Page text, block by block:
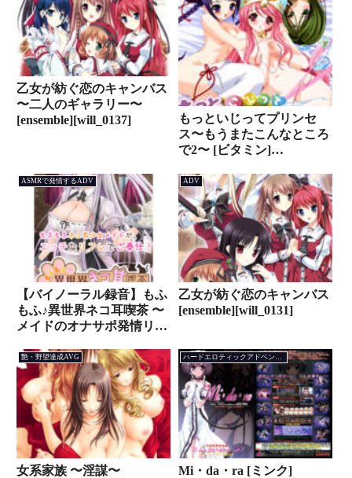
乙女が紡ぐ恋のキャンバス
〜二人のギャラリー〜
[ensemble][will_0137]
もっといじってプリンセ
ス〜もうまたこんなところ
で2〜 [ビタミン]
ASMRで発情するADV
【バイノーラル録音】もふ
もふ♪異世界ネコ耳喫茶 〜
メイドのオナサポ発情リフ
GAMES][digination_0020]
ADV
乙女が紡ぐ恋のキャンバス
[ensemble][will_0131]
艶・野望達成AVG
女系家族 〜淫謀〜
Mi・da・ra [ミンク]